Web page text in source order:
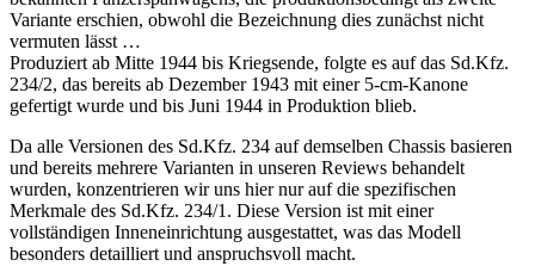
Variante erschien, obwohl die Bezeichnung dies zunächst nicht
vermuten lässt …
Produziert ab Mitte 1944 bis Kriegsende, folgte es auf das Sd.Kfz.
234/2, das bereits ab Dezember 1943 mit einer 5-cm-Kanone
gefertigt wurde und bis Juni 1944 in Produktion blieb.
Da alle Versionen des Sd.Kfz. 234 auf demselben Chassis basieren
und bereits mehrere Varianten in unseren Reviews behandelt
wurden, konzentrieren wir uns hier nur auf die spezifischen
Merkmale des Sd.Kfz. 234/1. Diese Version ist mit einer
vollständigen Inneneinrichtung ausgestattet, was das Modell
besonders detailliert und anspruchsvoll macht.